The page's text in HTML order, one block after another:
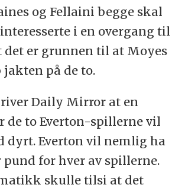
og Fellaini begge skal
i en overgang til
det er grunnen til at Moyes
på de to.
Daily Mirror at en
de to Everton-spillerne vil
dyrt. Everton vil nemlig ha
for hver av spillerne.
skulle tilsi at det